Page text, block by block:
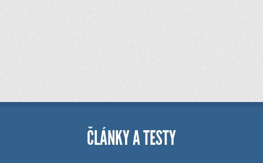
ČLÁNKY A TESTY